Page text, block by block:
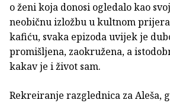
o ženi koja donosi ogledalo kao
neobičnu izložbu u kultnom
kafiću, svaka epizoda uvijek je
promišljena, zaokružena, a
kakav je i život sam.
Rekreiranje razglednica za Aleša,